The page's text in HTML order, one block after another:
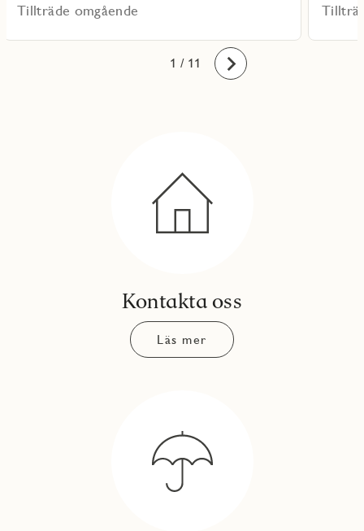
Tillträde omgående
1
2
3
4
5
6
7
8
9
10
11 / 11 Framåt
Kontakta oss
Läs mer